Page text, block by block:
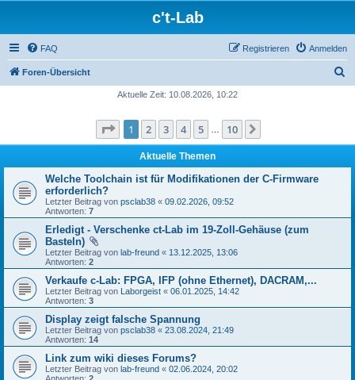
c't-Lab
FAQ Anmelden
Registrieren
Foren-Übersicht
e
Aktuelle Zeit: 10.08.2026, 10:22
Seite 1von 10
1 2 3 4 5 10
Aktuelle Themen
Welche Toolchain ist für Modifikationen der C-Firmware
erforderlich?
Letzter Beitrag von psclab38 « 09.02.2026, 09:52
Antworten: 7
Erledigt - Verschenke ct-Lab im 19-Zoll-Gehäuse (zum
Basteln)
Letzter Beitrag von lab-freund « 13.12.2025, 13:06
Antworten: 2
Verkaufe c-Lab: FPGA, IFP (ohne Ethernet), DACRAM,...
Letzter Beitrag von Laborgeist « 06.01.2025, 14:42
Antworten: 3
Display zeigt falsche Spannung
Letzter Beitrag von psclab38 « 23.08.2024, 21:49
Antworten: 14
Link zum wiki dieses Forums?
Letzter Beitrag von lab-freund « 02.06.2024, 20:02
Antworten: 2